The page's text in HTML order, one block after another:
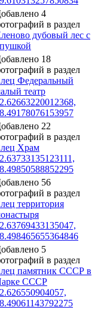
4
в раздел
дубовый лес с
18
в раздел
Федеральный
театр
22
в раздел
Храм
56
в раздел
территория
5
в раздел
памятник СССР в
СССР